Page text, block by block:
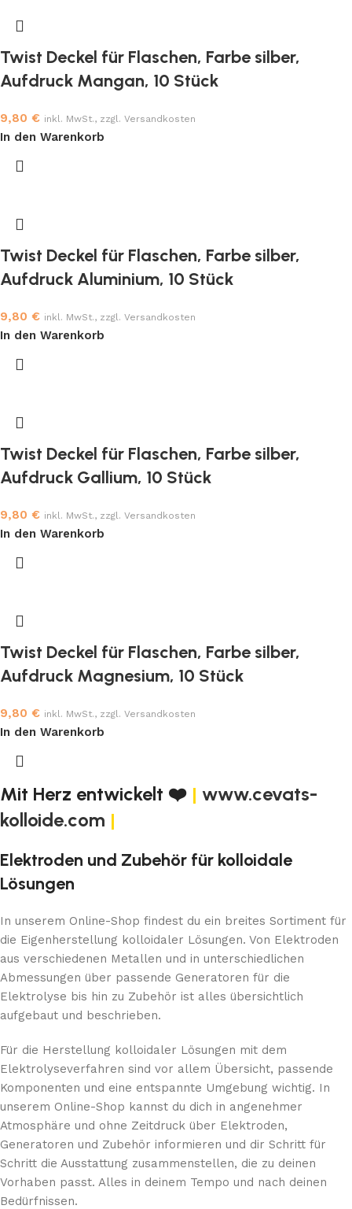
Twist Deckel für Flaschen, Farbe silber,
Aufdruck Mangan, 10 Stück
9,80 € inkl. MwSt., zzgl. Versandkosten
In den Warenkorb
Twist Deckel für Flaschen, Farbe silber,
Aufdruck Aluminium, 10 Stück
9,80 € inkl. MwSt., zzgl. Versandkosten
In den Warenkorb
Twist Deckel für Flaschen, Farbe silber,
Aufdruck Gallium, 10 Stück
9,80 € inkl. MwSt., zzgl. Versandkosten
In den Warenkorb
Twist Deckel für Flaschen, Farbe silber,
Aufdruck Magnesium, 10 Stück
9,80 € inkl. MwSt., zzgl. Versandkosten
In den Warenkorb
Mit Herz entwickelt ❤️ | www.cevats-
kolloide.com |
Elektroden und Zubehör für kolloidale
Lösungen
In unserem Online-Shop findest du ein breites Sortiment für
die Eigenherstellung kolloidaler Lösungen. Von Elektroden
aus verschiedenen Metallen und in unterschiedlichen
Abmessungen über passende Generatoren für die
Elektrolyse bis hin zu Zubehör ist alles übersichtlich
aufgebaut und beschrieben.
Für die Herstellung kolloidaler Lösungen mit dem
Elektrolyseverfahren sind vor allem Übersicht, passende
Komponenten und eine entspannte Umgebung wichtig. In
unserem Online-Shop kannst du dich in angenehmer
Atmosphäre und ohne Zeitdruck über Elektroden,
Generatoren und Zubehör informieren und dir Schritt für
Schritt die Ausstattung zusammenstellen, die zu deinen
Vorhaben passt. Alles in deinem Tempo und nach deinen
Bedürfnissen.